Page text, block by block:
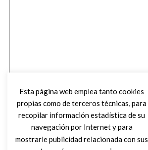
Esta página web emplea tanto cookies
propias como de terceros técnicas, para
recopilar información estadística de su
navegación por Internet y para
mostrarle publicidad relacionada con sus